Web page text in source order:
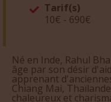
Tarif(s)
10€ - 690€
Né en Inde, Rahul
âge par son désir
apprenant
Chiang Mai,
chaleureux et